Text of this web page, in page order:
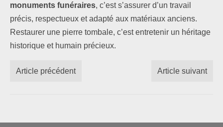
monuments funéraires, c’est s’assurer d’un travail
précis, respectueux et adapté aux matériaux anciens.
Restaurer une pierre tombale, c’est entretenir un héritage
historique et humain précieux.
Article précédent Article suivant